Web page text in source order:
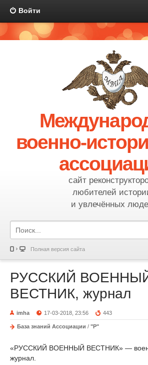
Войти
военно-
сайт
любителей
и увлечённых
Полная версия сайта
РУССКИЙ
ВЕСТНИК, журнал
imha 17-03-2018, 23:56 443
База знаний Ассоциации / "Р"
«РУССКИЙ ВОЕННЫЙ ВЕСТНИК» —
журнал.